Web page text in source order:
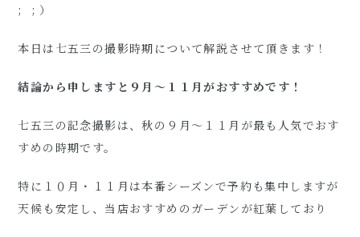
; ; ）
本日は七五三の撮影時期について解説させて頂きます！
結論から申しますと９月〜１１月がおすすめです！
七五三の記念撮影は、秋の９月〜１１月が最も人気でおす
すめの時期です。
特に１０月・１１月は本番シーズンで予約も集中しますが
天候も安定し、当店おすすめのガーデンが紅葉しており